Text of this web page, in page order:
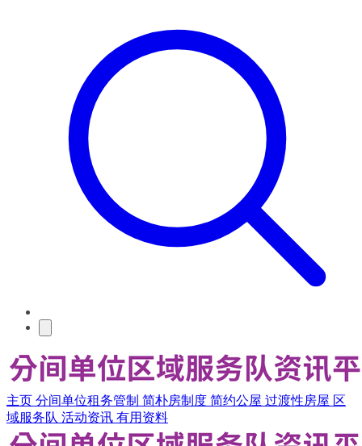
主页 分间单位租务管制 简朴房制度 简约公屋 过渡性房屋 区
域服务队 活动资讯 有用资料